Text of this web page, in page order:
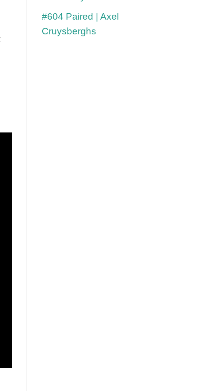
#604 Paired | Axel
Cruysberghs